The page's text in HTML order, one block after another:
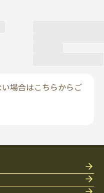
場合はこちらからご